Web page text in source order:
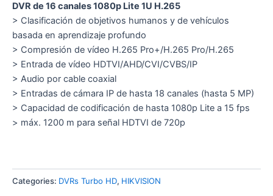
DVR de 16 canales 1080p Lite 1U H.265
> Clasificación de objetivos humanos y de vehículos
basada en aprendizaje profundo
> Compresión de vídeo H.265 Pro+/H.265 Pro/H.265
> Entrada de vídeo HDTVI/AHD/CVI/CVBS/IP
> Audio por cable coaxial
> Entradas de cámara IP de hasta 18 canales (hasta 5 MP)
> Capacidad de codificación de hasta 1080p Lite a 15 fps
> máx. 1200 m para señal HDTVI de 720p
Categories: DVRs Turbo HD, HIKVISION